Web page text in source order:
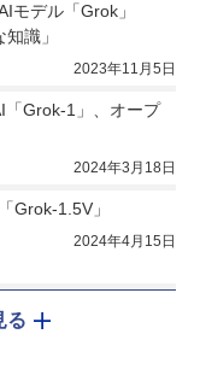
モデル「Grok」
識」
2023年11月5日
「Grok-1」、オープ
2024年3月18日
Grok-1.5V」
2024年4月15日
る